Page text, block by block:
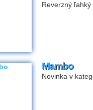
Reverzný
Mambo
Novinka v